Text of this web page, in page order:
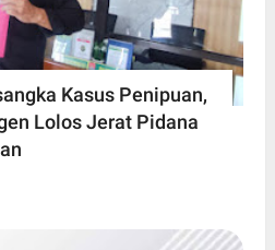
Kasus Penipuan,
Lolos Jerat Pidana